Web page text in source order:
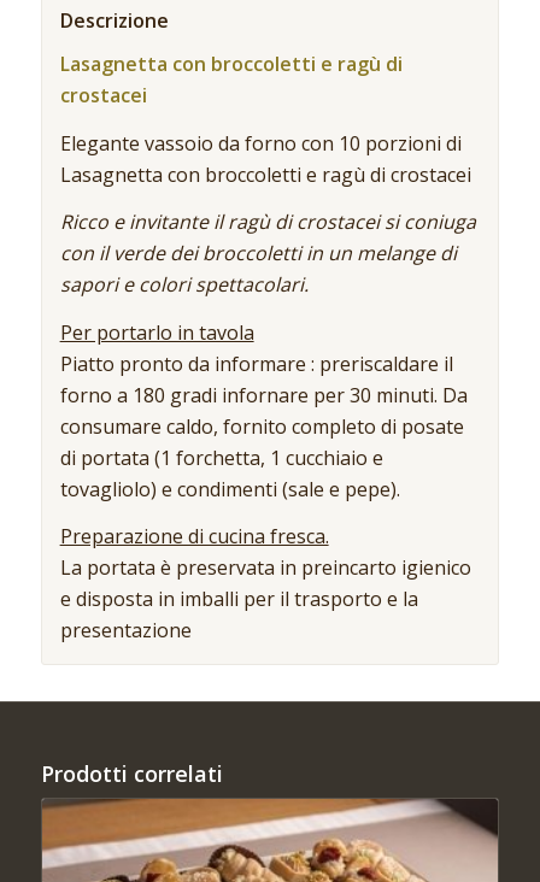
Descrizione
Lasagnetta con broccoletti e ragù di
crostacei
Elegante vassoio da forno con 10 porzioni di
Lasagnetta con broccoletti e ragù di crostacei
Ricco e invitante il ragù di crostacei si coniuga
con il verde dei broccoletti in un melange di
sapori e colori spettacolari.
Per portarlo in tavola
Piatto pronto da informare : preriscaldare il
forno a 180 gradi infornare per 30 minuti. Da
consumare caldo, fornito completo di posate
di portata (1 forchetta, 1 cucchiaio e
tovagliolo) e condimenti (sale e pepe).
Preparazione di cucina fresca.
La portata è preservata in preincarto igienico
e disposta in imballi per il trasporto e la
presentazione
Prodotti correlati